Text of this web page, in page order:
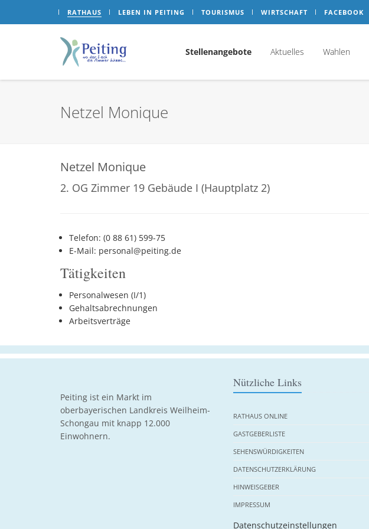
RATHAUS LEBEN IN PEITING TOURISMUS WIRTSCHAFT FACEBOOK
Stellenangebote Aktuelles Wahlen
Netzel Monique
Netzel Monique
2. OG Zimmer 19 Gebäude I (Hauptplatz 2)
Telefon: (0 88 61) 599-75
E-Mail: personal@peiting.de
Tätigkeiten
Personalwesen (I/1)
Gehaltsabrechnungen
Arbeitsverträge
Peiting ist ein Markt im
oberbayerischen Landkreis Weilheim-
Schongau mit knapp 12.000
Einwohnern.
Nützliche Links
RATHAUS ONLINE
GASTGEBERLISTE
SEHENSWÜRDIGKEITEN
DATENSCHUTZERKLÄRUNG
HINWEISGEBER
IMPRESSUM
Datenschutzeinstellungen